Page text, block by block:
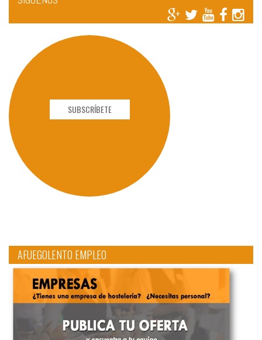
SUBSCRÍBETE
AFUEGOLENTO EMPLEO